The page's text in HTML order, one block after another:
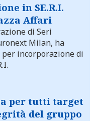
in SE.R.I.
Affari
di Seri
Milan, ha
incorporazione di
per tutti target
del gruppo